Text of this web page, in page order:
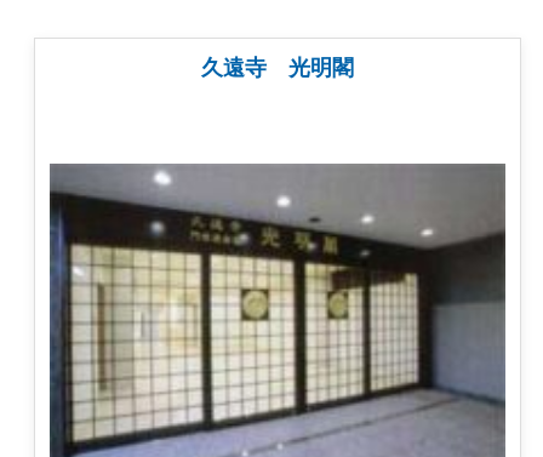
久遠寺 光明閣